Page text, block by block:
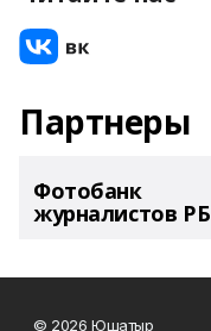
Партнеры
Фотобанк
журналистов РБ
© 2026 Юшатыр